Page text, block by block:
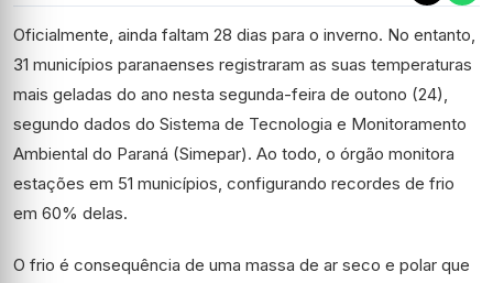
Oficialmente, ainda faltam 28 dias para o inverno. No entanto,
31 municípios paranaenses registraram as suas temperaturas
mais geladas do ano nesta segunda-feira de outono (24),
segundo dados do Sistema de Tecnologia e Monitoramento
Ambiental do Paraná (Simepar). Ao todo, o órgão monitora
estações em 51 municípios, configurando recordes de frio
em 60% delas.
O frio é consequência de uma massa de ar seco e polar que